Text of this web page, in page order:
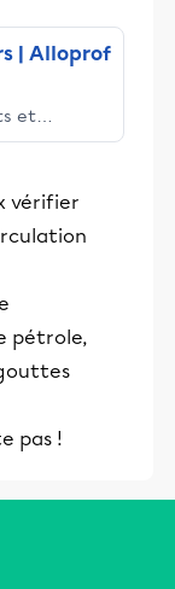
| Alloprof
et
les élèves
vérifier
pétrole,
pas !